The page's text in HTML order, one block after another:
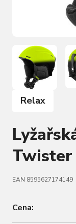
Relax
Twister
EAN 8595627174149
Cena: